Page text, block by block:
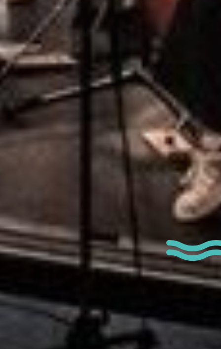
Dates
Communes
Type de
Marché / Foire /
Exposition
Sport & loisirs
Musique /
Ateliers
Visites guidées
Fête Nationale